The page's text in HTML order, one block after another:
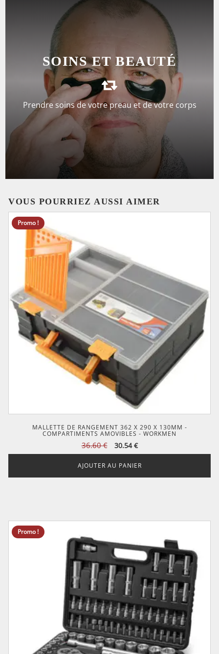
SOINS ET BEAUTÉ
Prendre soins de votre preau et de votre corps
DÉCOUVREZ LES SOINS
DE LA PEAU
VOIR LA SÉLECTION
VOUS POURRIEZ AUSSI AIMER
Promo !
MALLETTE DE RANGEMENT 362 X 290 X 130MM -
COMPARTIMENTS AMOVIBLES - WORKMEN
36.60€
Le
prix
était :
30.54€
est :
AJOUTER AU PANIER
Promo !